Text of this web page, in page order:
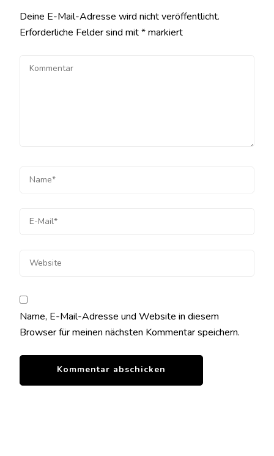
Deine E-Mail-Adresse wird nicht veröffentlicht.
Erforderliche Felder sind mit*markiert
Name, E-Mail-Adresse und Website in diesem
Browser für meinen nächsten Kommentar speichern.